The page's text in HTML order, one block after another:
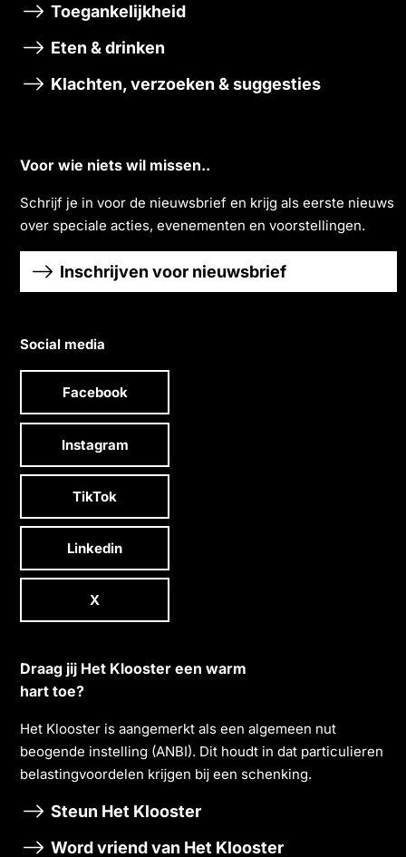
Toegankelijkheid
Eten & drinken
Klachten, verzoeken & suggesties
Voor wie niets wil missen..
Schrĳf je in voor de nieuwsbrief en krĳg als eerste nieuws
over speciale acties, evenementen en voorstellingen.
Inschrijven voor nieuwsbrief
Social media
Facebook
Instagram
TikTok
Linkedin
X
Draag jij Het Klooster een warm
hart toe?
Het Klooster is aangemerkt als een algemeen nut
beogende instelling (ANBI). Dit houdt in dat particulieren
belastingvoordelen krĳgen bĳ een schenking.
Steun Het Klooster
Word vriend van Het Klooster